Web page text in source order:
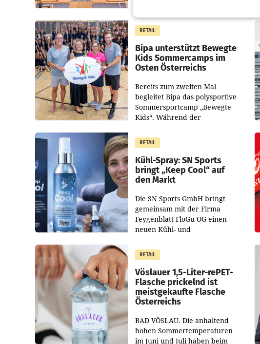
Ableben des Ex-Sektionschefs
im Justizministerium, Christian
Pilnacek, auf sensible
RETAIL
Bipa unterstützt Bewegte
Kids Sommercamps im
Osten Österreichs
Bereits zum zweiten Mal
begleitet Bipa das polysportive
Sommersportcamp „Bewegte
Kids“. Während der
Juli und August versorgt das
Unternehmen Kinder sowie
RETAIL
Kühl-Spray: SN Sports
bringt „Keep Cool“ auf
den Markt
Die SN Sports GmbH bringt
gemeinsam mit der Firma
Feygenblatt FloGu OG einen
neuen Kühl- und
Markt. Das Produkt namens
„Keep Cool“ ist zu 100 Prozent
RETAIL
Vöslauer 1,5-Liter-rePET-
Flasche prickelnd ist
meistgekaufte Flasche
Österreichs
BAD VÖSLAU. Die anhaltend
hohen Sommertemperaturen
im Juni und Juli haben beim